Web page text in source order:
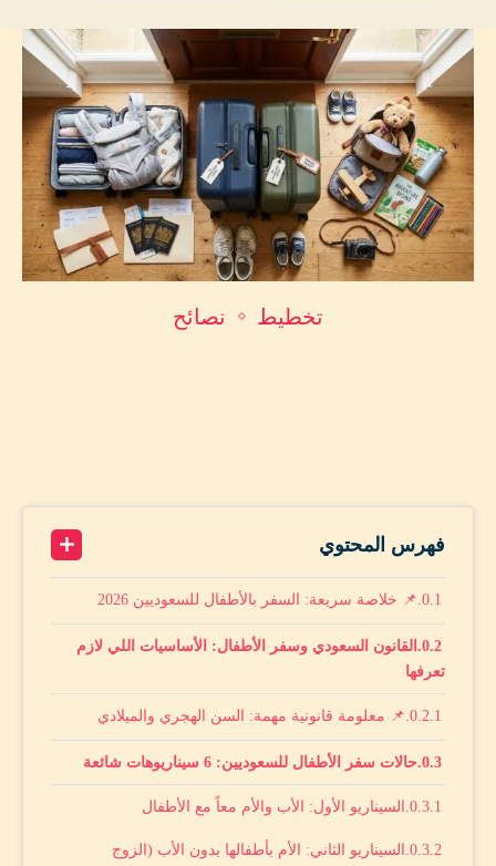
تخطيط نصائح
فهرس المحتوي
📌 خلاصة سريعة: السفر بالأطفال للسعوديين 2026
القانون السعودي وسفر الأطفال: الأساسيات اللي لازم
تعرفها
📌 معلومة قانونية مهمة: السن الهجري والميلادي
حالات سفر الأطفال للسعوديين: 6 سيناريوهات شائعة
السيناريو الأول: الأب والأم معاً مع الأطفال
السيناريو الثاني: الأم بأطفالها بدون الأب (الزوج